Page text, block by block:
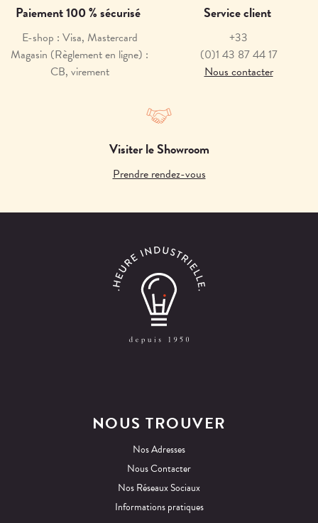
Paiement 100 % sécurisé
E-shop : Visa, Mastercard
Magasin (Règlement en ligne) :
CB, virement
Service client
+33
(0)1 43 87 44 17
Nous contacter
Visiter le Showroom
Prendre rendez-vous
NOUS TROUVER
Nos Adresses
Nous Contacter
Nos Réseaux Sociaux
Informations pratiques